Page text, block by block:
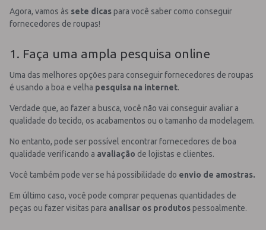
Agora, vamos às sete dicaspara você saber como conseguir
fornecedores de roupas!
1. Faça uma ampla pesquisa online
Uma das melhores opções para conseguir fornecedores de roupas
é usando a boa e velha pesquisa na internet.
Verdade que, ao fazer a busca, você não vai conseguir avaliar a
qualidade do tecido, os acabamentos ou o tamanho da modelagem.
No entanto, pode ser possível encontrar fornecedores de boa
qualidade verificando a avaliação de lojistas e clientes.
Você também pode ver se há possibilidade do envio de amostras.
Em último caso, você pode comprar pequenas quantidades de
peças ou fazer visitas para analisar os produtospessoalmente.